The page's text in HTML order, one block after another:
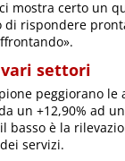
mostra certo un
rispondere
settori
peggiorano le
un +12,90% ad
basso è la
servizi.